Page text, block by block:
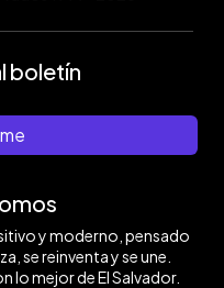
boletín
y moderno, pensado
se reinventa y se une.
lo mejor de El Salvador.